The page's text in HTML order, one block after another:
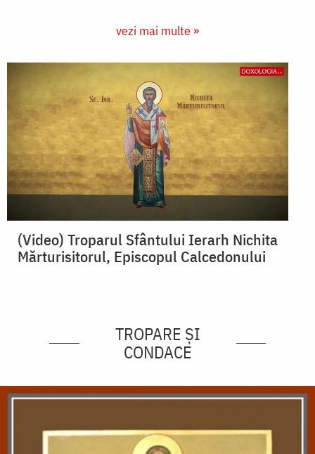
vezi mai multe »
(Video) Troparul Sfântului Ierarh Nichita
Mărturisitorul, Episcopul Calcedonului
TROPARE ȘI
CONDACE